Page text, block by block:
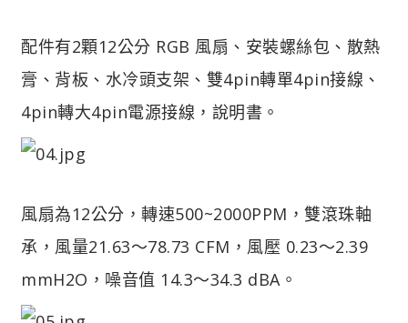
配件有2顆12公分 RGB 風扇、安裝螺絲包、散熱
膏、背板、水冷頭支架、雙4pin轉單4pin接線、
4pin轉大4pin電源接線，說明書。
風扇為12公分，轉速500~2000PPM，雙滾珠軸
承，風量21.63〜78.73 CFM，風壓 0.23〜2.39
mmH2O，噪音值 14.3〜34.3 dBA。